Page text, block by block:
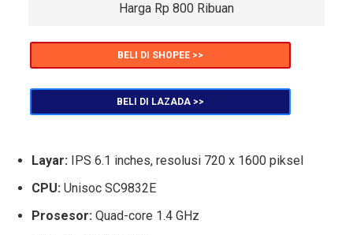
Harga Rp 800 Ribuan
BELI DI SHOPEE >>
BELI DI LAZADA >>
Layar: IPS 6.1 inches, resolusi 720 x 1600 piksel
CPU: Unisoc SC9832E
Prosesor: Quad-core 1.4 GHz